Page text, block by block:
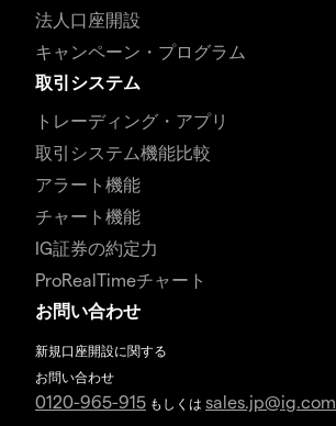
法人口座開設
キャンペーン・プログラム
取引システム
トレーディング・アプリ
取引システム機能比較
アラート機能
チャート機能
IG証券の約定力
ProRealTimeチャート
お問い合わせ
新規口座開設に関する
お問い合わせ
0120-965-915 もしくは sales.jp@ig.com